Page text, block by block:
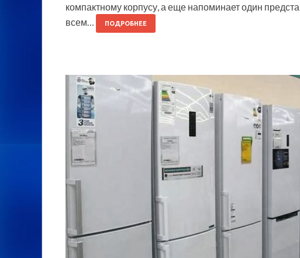
компактному корпусу, а еще напоминает один
всем…
ПОДРОБНЕЕ